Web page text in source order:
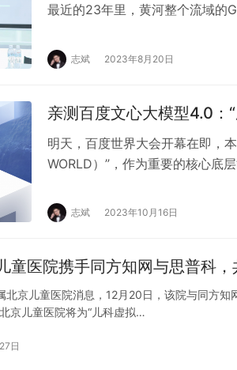
最近的23年里，黄河整个流域的
志斌 2023年8月20日
亲测百度文心大模型4.0：
明天，百度世界大会开幕在即，
WORLD）”，作为重要的核心底
志斌 2023年10月16日
童医院携手同方知网与思普科，
北京儿童医院消息，12月20日，该院与同方
京儿童医院将为“儿科虚拟…
日